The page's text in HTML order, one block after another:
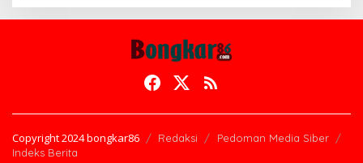
Copyright 2024 bongkar86 Redaksi
Pedoman Media Siber
Indeks Berita